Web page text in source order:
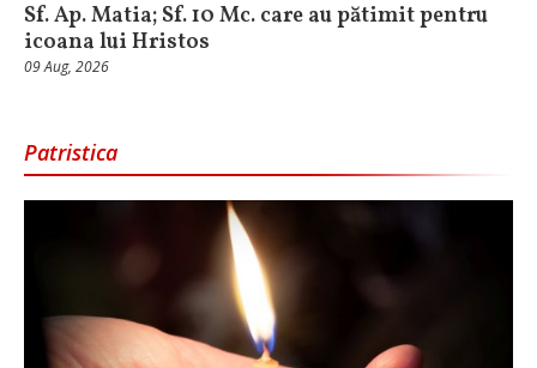
Sf. Ap. Matia; Sf. 10 Mc. care au pătimit pentru
icoana lui Hristos
09 Aug, 2026
Patristica